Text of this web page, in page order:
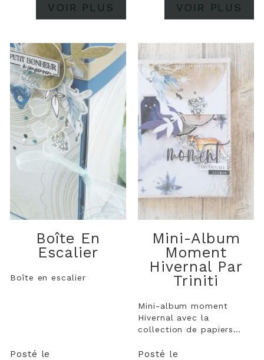
VOIR PLUS VOIR PLUS
Boîte En
Escalier
Boîte en escalier
Posté le
Mini-Album
Moment
Hivernal Par
Triniti
Mini-album moment
Hivernal avec la
collection de papiers
Posté le